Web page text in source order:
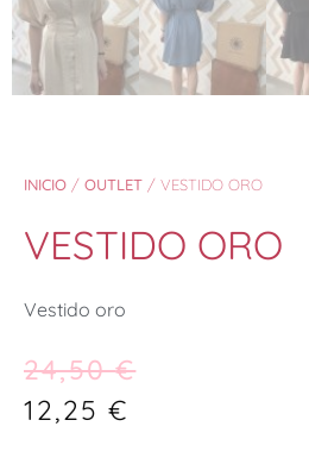
INICIO / OUTLET / VESTIDO ORO
VESTIDO ORO
Vestido oro
24,50€
12,25€